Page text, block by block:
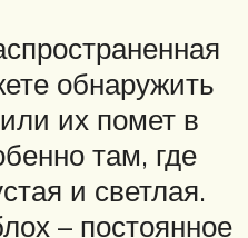
обнаружить
их помет в
там, где
и светлая.
– постоянное